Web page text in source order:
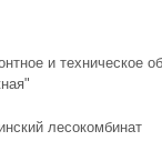
и техническое
лесокомбинат